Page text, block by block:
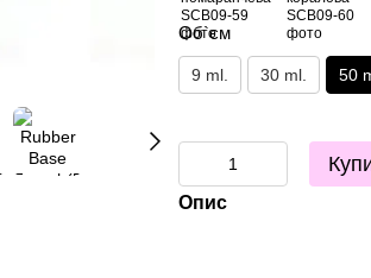
Об`єм
9 ml. 30 ml. 50
Опис